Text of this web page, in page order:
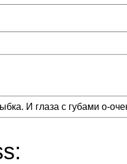
И глаза с губами о-